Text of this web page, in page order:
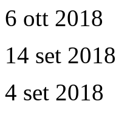
6 ott 2018
14 set 2018
4 set 2018